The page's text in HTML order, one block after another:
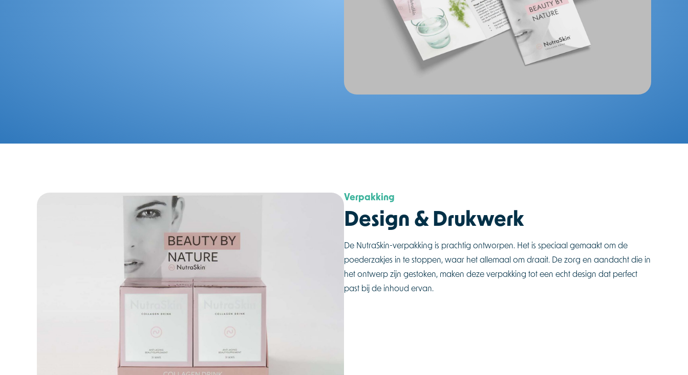
Verpakking
Design & Drukwerk
De NutraSkin-verpakking is prachtig ontworpen. Het is speciaal gemaakt om de
poederzakjes in te stoppen, waar het allemaal om draait. De zorg en aandacht die in
het ontwerp zijn gestoken, maken deze verpakking tot een echt design dat perfect
past bij de inhoud ervan.